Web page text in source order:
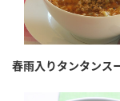
春雨入りタンタンス